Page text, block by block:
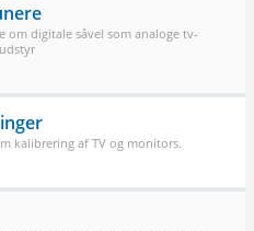
om digitale såvel som analoge tv-
kalibrering af TV og monitors.